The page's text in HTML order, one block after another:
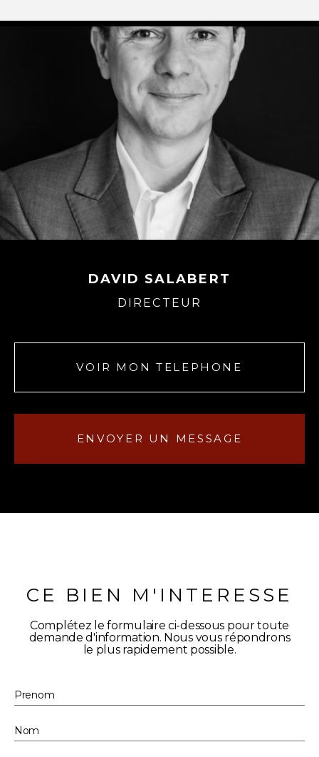
DAVID SALABERT
DIRECTEUR
VOIR MON TELEPHONE
ENVOYER UN MESSAGE
CE BIEN M'INTERESSE
Complétez le formulaire ci-dessous pour toute
demande d'information. Nous vous répondrons
le plus rapidement possible.